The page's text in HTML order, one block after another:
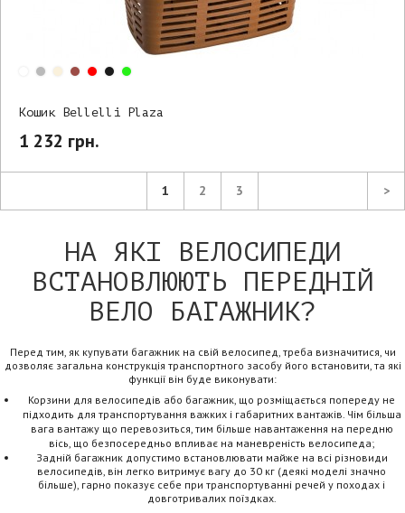
Кошик Bellelli Plaza
1 232 грн.
1 2 3 >
НА ЯКІ ВЕЛОСИПЕДИ
ВСТАНОВЛЮЮТЬ ПЕРЕДНІЙ
ВЕЛО БАГАЖНИК?
Перед тим, як купувати багажник на свій велосипед, треба визначитися, чи
дозволяє загальна конструкція транспортного засобу його встановити, та які
функції він буде виконувати:
Корзини для велосипедів або багажник, що розміщається попереду не
підходить для транспортування важких і габаритних вантажів. Чім більша
вага вантажу що перевозиться, тим більше навантаження на передню
вісь, що безпосередньо впливає на маневреність велосипеда;
Задній багажник допустимо встановлювати майже на всі різновиди
велосипедів, він легко витримує вагу до 30 кг (деякі моделі значно
більше), гарно показує себе при транспортуванні речей у походах і
довготривалих поїздках.